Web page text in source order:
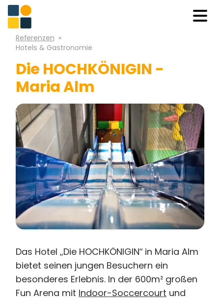
Referenzen »
Hotels & Gastronomie
Die HOCHKÖNIGIN -
Maria Alm
Das Hotel „Die HOCHKÖNIGIN“ in Maria Alm
bietet seinen jungen Besuchern ein
besonderes Erlebnis. In der 600m² großen
Fun Arena mit Indoor-Soccercourt und